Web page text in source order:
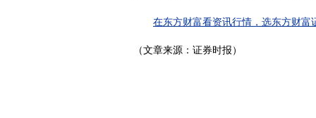
在东方财富看资讯行情，选东方财富
（文章来源： 证券时报）